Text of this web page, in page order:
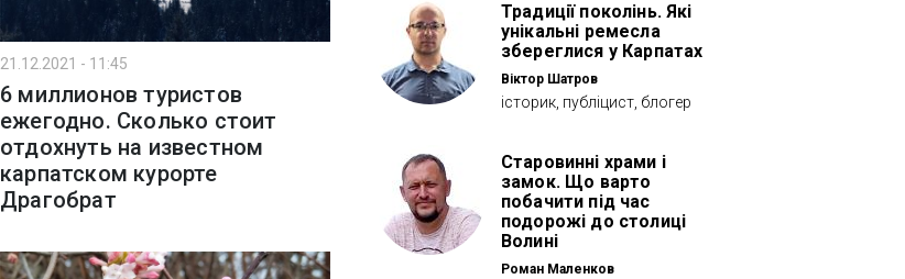
21.12.2021 - 11:45
6 миллионов туристов
ежегодно. Сколько стоит
отдохнуть на известном
карпатском курорте
Драгобрат
Традиції поколінь. Які
унікальні ремесла
збереглися у Карпатах
Віктор Шатров
історик, публіцист, блогер
Старовинні храми і
замок. Що варто
побачити під час
подорожі до столиці
Волині
Роман Маленков